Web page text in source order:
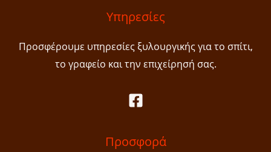
Υπηρεσίες
Προσφέρουμε υπηρεσίες ξυλουργικής για το σπίτι,
το γραφείο και την επιχείρησή σας.
Προσφορά